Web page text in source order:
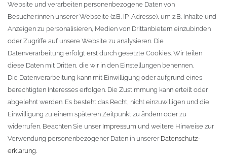
Zur Kasse
KONTAKT
Fa. Steffen Jost
Söbrigener Weg 50
D-01796 Pirna
Telefon:+49 (0)3501 507295
info@dach-teufel.de
Website und verarbeiten personenbezogene Daten von
Besucher:innen unserer Webseite (z.B. IP-Adresse), um z.B. Inhalte und
Anzeigen zu personalisieren, Medien von Drittanbietern einzubinden
oder Zugriffe auf unsere Website zu analysieren. Die
Datenverarbeitung erfolgt erst durch gesetzte Cookies. Wir teilen
diese Daten mit Dritten, die wir in den Einstellungen benennen.
Die Datenverarbeitung kann mit Einwilligung oder aufgrund eines
berechtigten Interesses erfolgen. Die Zustimmung kann erteilt oder
abgelehnt werden. Es besteht das Recht, nicht einzuwilligen und die
Einwilligung zu einem späteren Zeitpunkt zu ändern oder zu
widerrufen. Beachten Sie unser Impressum und weitere Hinweise zur
Verwendung personenbezogener Daten in unserer Daten­schutz­
erklärung.